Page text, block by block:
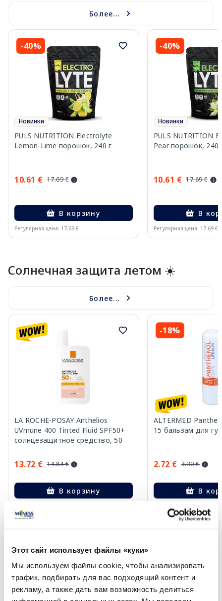
Этот сайт использует файлы «куки»
Мы используем файлы cookie, чтобы анализировать
трафик, подбирать для вас подходящий контент и
рекламу, а также дать вам возможность делиться
Более...
-40%
Новинки
PULS NUTRITION Electrolyte
Lemon-Lime порошок, 240 г
10.61 € 17.69 €
В корзину
Регулярная цена: 17.69 €
-40%
Новинки
PULS NUTRITION
Pear порошок, 240
10.61 € 17.69 €
В
Регулярная цена: 17.69 €
Солнечная защита летом ☀️
Более...
LA ROCHE-POSAY Anthelios
UVmune 400 Tinted Fluid SPF50+
солнцезащитное средство, 50
13.72 € 14.84 €
В корзину
Регулярная цена: 26.99 €
-18%
ALTERMED
15 бальзам для
2.72 € 3.30 €
В
Регулярная цена: 6.39 €
Page 1 of 10
🍋 Выгодные покупки с картой
Veselība
Более...